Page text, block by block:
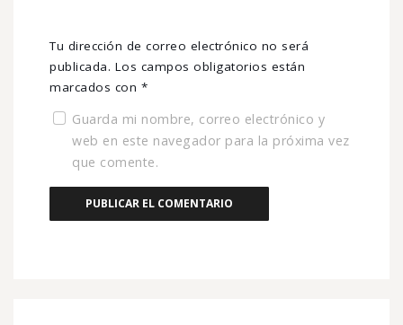
Tu dirección de correo electrónico no será
publicada. Los campos obligatorios están
marcados con *
Guarda mi nombre, correo electrónico y
web en este navegador para la próxima vez
que comente.